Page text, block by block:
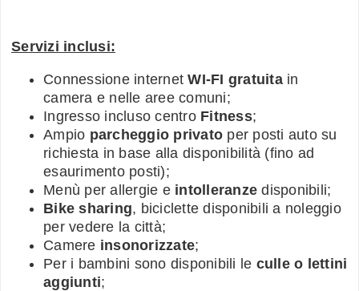
Servizi inclusi:
Connessione internetWI-FI gratuitain
camera e nelle aree comuni;
Ingresso incluso centro Fitness;
Ampio parcheggio privato per posti auto su
richiesta in base alla disponibilità (fino ad
esaurimento posti);
Menù per allergie e intolleranze disponibili;
Bike sharing, biciclette disponibili a noleggio
per vedere la città;
Camere insonorizzate;
Per i bambini sono disponibili le culle o lettini
aggiunti;